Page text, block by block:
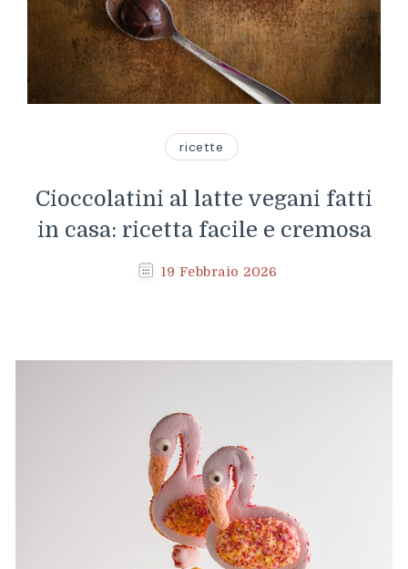
ricette
Cioccolatini al latte vegani fatti
in casa: ricetta facile e cremosa
19 Febbraio 2026